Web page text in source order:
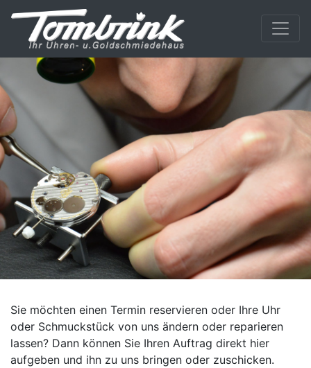
Sie möchten einen Termin reservieren oder Ihre Uhr
oder Schmuckstück von uns ändern oder reparieren
lassen? Dann können Sie Ihren Auftrag direkt hier
aufgeben und ihn zu uns bringen oder zuschicken.